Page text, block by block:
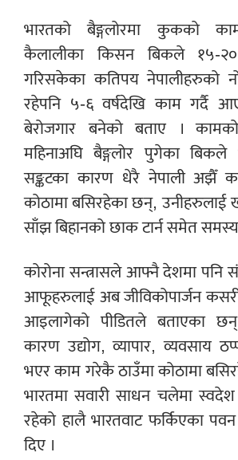
भारतको बैङ्गलोरमा कुकको
कैलालीका किसन बिकले १५-
गरिसकेका कतिपय नेपालीहरुको
रहेपनि ५-६ वर्षदेखि काम गर्दै
बेरोजगार बनेको बताए ।
महिनाअघि बैङ्गलोर पुगेका बिकले
सङ्कटका कारण धेरै नेपाली अझैँ
कोठामा बसिरहेका छन्, उनीहरुलाई
साँझ बिहानको छाक टार्न समेत
कोरोना सन्त्रासले आफ्नै देशमा पनि
आफूहरुलाई अब जीविकोपार्जन
आइलागेको पीडितले बताएका
कारण उद्योग, व्यापार, व्यवसाय
भएर काम गरेकै ठाउँमा कोठामा
भारतमा सवारी साधन चलेमा स्वदेश
रहेको हालै भारतवाट फर्किएका
दिए ।